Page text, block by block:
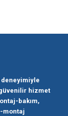
deneyimiyle
hizmet
bakım,
montaj